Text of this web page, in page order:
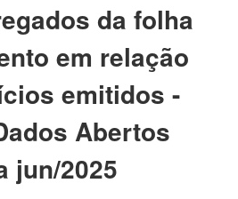
da folha
em relação
emitidos -
Abertos
jun/2025